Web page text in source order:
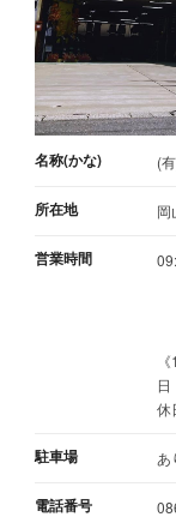
名称(かな) (
所在地 岡
営業時間
休
駐車場 あ
電話番号